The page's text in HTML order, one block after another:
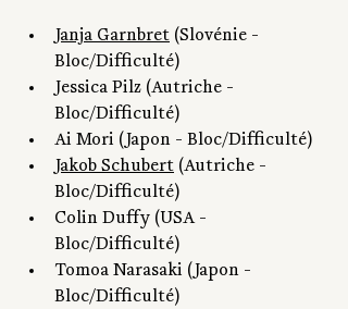
Janja Garnbret (Slovénie -
Bloc/Difficulté)
Jessica Pilz (Autriche -
Bloc/Difficulté)
Ai Mori (Japon - Bloc/Difficulté)
Jakob Schubert (Autriche -
Bloc/Difficulté)
Colin Duffy (USA -
Bloc/Difficulté)
Tomoa Narasaki (Japon -
Bloc/Difficulté)